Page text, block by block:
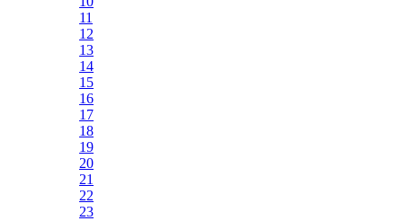
11
12
13
14
15
16
17
18
19
20
21
22
23